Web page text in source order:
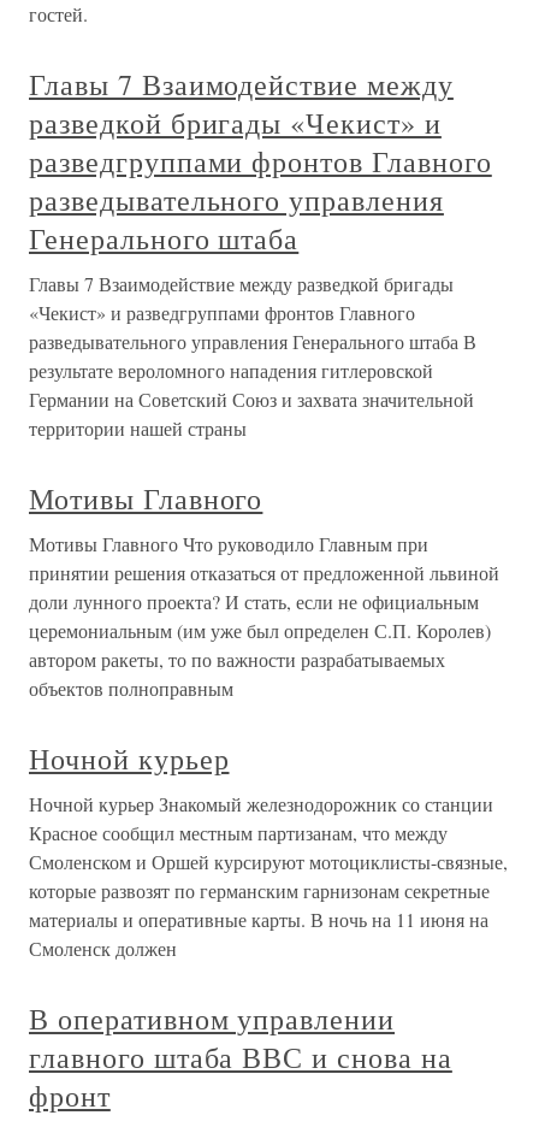
гостей.
Главы 7 Взаимодействие между
разведкой бригады «Чекист» и
разведгруппами фронтов Главного
разведывательного управления
Генерального штаба
Главы 7 Взаимодействие между разведкой бригады
«Чекист» и разведгруппами фронтов Главного
разведывательного управления Генерального штаба В
результате вероломного нападения гитлеровской
Германии на Советский Союз и захвата значительной
территории нашей страны
Мотивы Главного
Мотивы Главного Что руководило Главным при
принятии решения отказаться от предложенной львиной
доли лунного проекта? И стать, если не официальным
церемониальным (им уже был определен С.П. Королев)
автором ракеты, то по важности разрабатываемых
объектов полноправным
Ночной курьер
Ночной курьер Знакомый железнодорожник со станции
Красное сообщил местным партизанам, что между
Смоленском и Оршей курсируют мотоциклисты-связные,
которые развозят по германским гарнизонам секретные
материалы и оперативные карты. В ночь на 11 июня на
Смоленск должен
В оперативном управлении
главного штаба ВВС и снова на
фронт